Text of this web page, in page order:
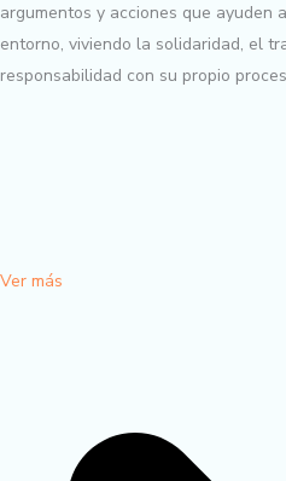
argumentos y acciones que ayuden
entorno, viviendo la solidaridad, el
responsabilidad con su propio
Ver más